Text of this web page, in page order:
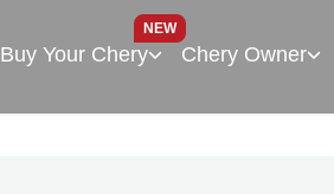
Buy Your Chery
NEW
Chery Owner